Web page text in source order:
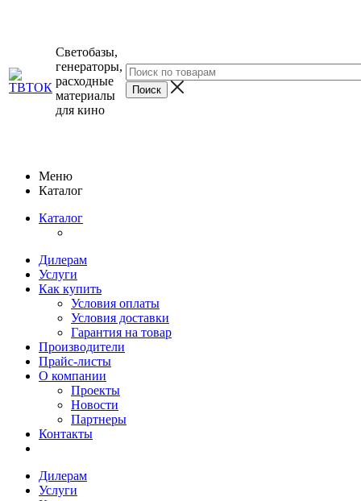
Светобазы,
генераторы,
расходные
материалы
для кино
Меню
Каталог
Каталог
Дилерам
Услуги
Как купить
Условия оплаты
Условия доставки
Гарантия на товар
Производители
Прайс-листы
О компании
Проекты
Новости
Партнеры
Контакты
Дилерам
Услуги